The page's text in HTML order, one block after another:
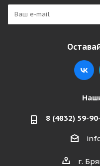
8 (4832) 59-
г.